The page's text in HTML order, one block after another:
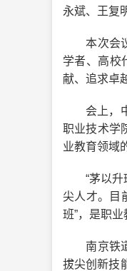
永斌、王复
本次会议
学者、高校
献、追求卓
会上，中
职业技术学
业教育领域
“茅以升班
尖人才。目
班”，是职
南京铁道
拔尖创新技